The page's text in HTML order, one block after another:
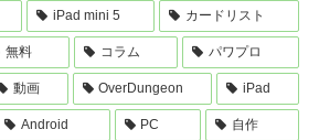
iPad mini 5 カードリスト
無料 コラム パワプロ
動画 OverDungeon iPad
Android PC 自作